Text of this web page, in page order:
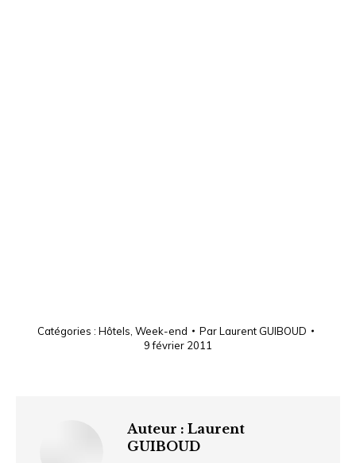
Catégories : Hôtels Week-end ParLaurent GUIBOUD
9 février 2011
Auteur : Laurent
GUIBOUD